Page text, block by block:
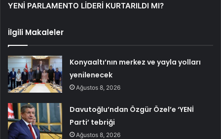
YENİ PARLAMENTO LİDERİ KURTARILDI MI?
İlgili Makaleler
Konyaaltı’nın merkez ve yayla yolları
yenilenecek
Ağustos 8, 2026
Davutoğlu’ndan Özgür Özel’e ‘YENİ
Parti’ tebriği
Ağustos 8, 2026